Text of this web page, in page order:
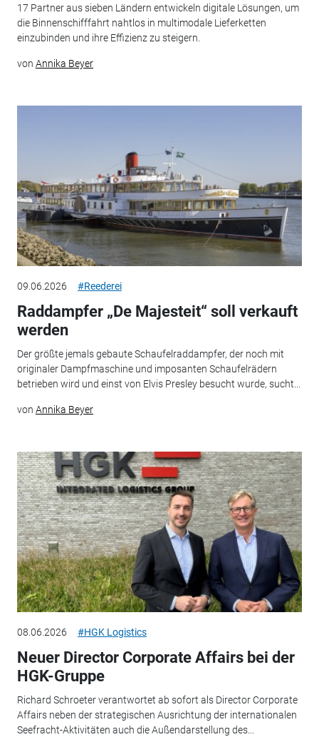
17 Partner aus sieben Ländern entwickeln digitale Lösungen, um
die Binnenschifffahrt nahtlos in multimodale Lieferketten
einzubinden und ihre Effizienz zu steigern.
von Annika Beyer
09.06.2026 #Reederei
Raddampfer „De Majesteit“ soll verkauft
werden
Der größte jemals gebaute Schaufelraddampfer, der noch mit
originaler Dampfmaschine und imposanten Schaufelrädern
betrieben wird und einst von Elvis Presley besucht wurde, sucht...
von Annika Beyer
08.06.2026 #HGK Logistics
Neuer Director Corporate Affairs bei der
HGK-Gruppe
Richard Schroeter verantwortet ab sofort als Director Corporate
Affairs neben der strategischen Ausrichtung der internationalen
Seefracht-Aktivitäten auch die Außendarstellung des...